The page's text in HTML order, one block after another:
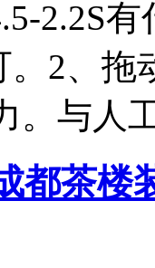
2.2S
。2、
。与人
都茶楼